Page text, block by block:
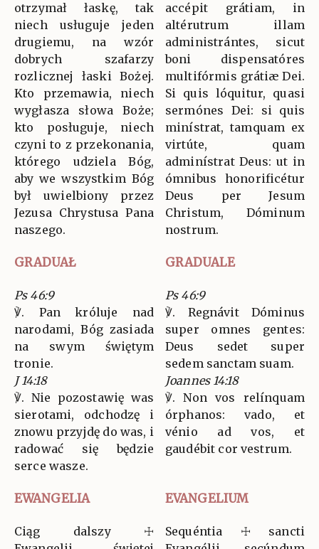
otrzymał łaskę, tak
niech usługuje jeden
drugiemu, na wzór
dobrych szafarzy
rozlicznej łaski Bożej.
Kto przemawia, niech
wygłasza słowa Boże;
kto posługuje, niech
czyni to z przekonania,
którego udziela Bóg,
aby we wszystkim Bóg
był uwielbiony przez
Jezusa Chrystusa Pana
naszego.
accépit grátiam, in
altérutrum illam
administrántes, sicut
boni dispensatóres
multifórmis grátiæ Dei.
Si quis lóquitur, quasi
sermónes Dei: si quis
minístrat, tamquam ex
virtúte, quam
adminístrat Deus: ut in
ómnibus honorificétur
Deus per Jesum
Christum, Dóminum
nostrum.
GRADUAŁ GRADUALE
Ps 46:9
℣. Pan króluje nad
narodami, Bóg zasiada
na swym świętym
tronie.
J 14:18
℣. Nie pozostawię was
sierotami, odchodzę i
znowu przyjdę do was, i
radować się będzie
serce wasze.
Ps 46:9
℣. Regnávit Dóminus
super omnes gentes:
Deus sedet super
sedem sanctam suam.
Joannes 14:18
℣. Non vos relínquam
órphanos: vado, et
vénio ad vos, et
gaudébit cor vestrum.
EWANGELIA EVANGELIUM
Ciąg dalszy ☩
Sequéntia ☩ sancti